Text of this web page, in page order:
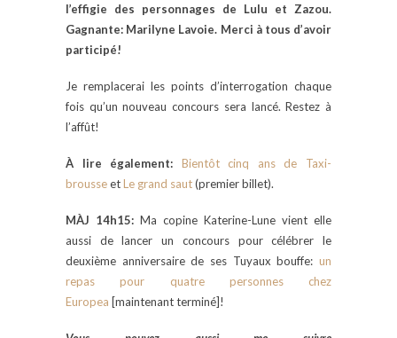
l’effigie des personnages de Lulu et Zazou.
Gagnante: Marilyne Lavoie. Merci à tous d’avoir
participé!
Je remplacerai les points d’interrogation chaque
fois qu’un nouveau concours sera lancé. Restez à
l’affût!
À lire également:
Bientôt cinq ans de Taxi-
brousseetLe grand saut(premier billet).
MÀJ 14h15: Ma copine Katerine-Lune vient elle
aussi de lancer un concours pour célébrer le
deuxième anniversaire de ses Tuyaux bouffe: un
repas pour quatre personnes chez
Europea [maintenant terminé]!